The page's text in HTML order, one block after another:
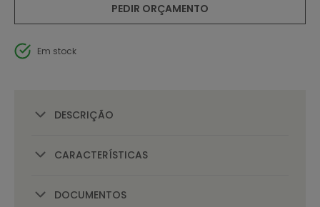
PEDIR ORÇAMENTO
Em stock
DESCRIÇÃO
CARACTERÍSTICAS
DOCUMENTOS